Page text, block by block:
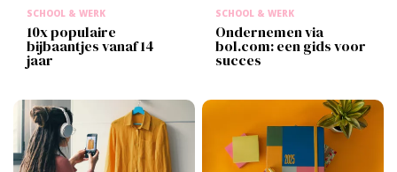
SCHOOL & WERK
10x populaire
bijbaantjes vanaf 14
jaar
SCHOOL & WERK
Ondernemen via
bol.com: een gids voor
succes